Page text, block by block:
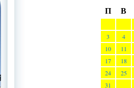
П
В
3
4
10
11
17
18
24
25
31